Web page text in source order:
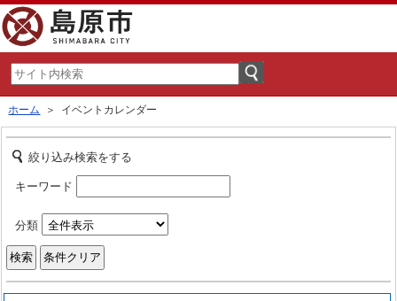
ホーム ＞ イベントカレンダー
絞り込み検索をする
キーワード
分類